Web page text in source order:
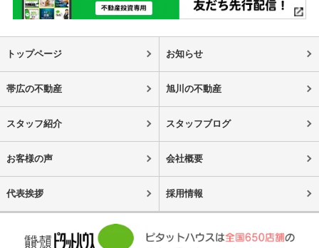
トップページ お知らせ
帯広の不動産 旭川の不動産
スタッフ紹介 スタッフブログ
お客様の声 会社概要
代表挨拶 採用情報